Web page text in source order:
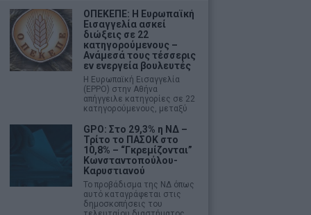
ΟΠΕΚΕΠΕ: Η Ευρωπαϊκή
Εισαγγελία ασκεί
διώξεις σε 22
κατηγορούμενους –
Ανάμεσά τους τέσσερις
εν ενεργεία βουλευτές
Η Ευρωπαϊκή Εισαγγελία
(EPPO) στην Αθήνα
απήγγειλε κατηγορίες σε 22
κατηγορούμενους, μεταξύ
GPO: Στο 29,3% η ΝΔ –
Τρίτο το ΠΑΣΟΚ στο
10,8% – “Γκρεμίζονται”
Κωνσταντοπούλου-
Καρυστιανού
Το προβάδισμα της ΝΔ όπως
αυτό καταγράφεται στις
δημοσκοπήσεις του